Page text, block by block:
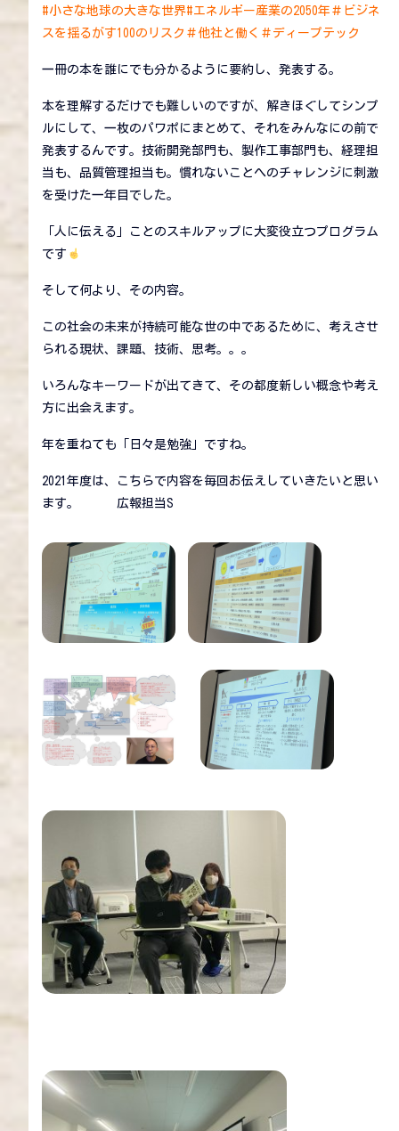
#小さな地球の大きな世界#エネルギー産業の2050年＃ビジネ
スを揺るがす100のリスク＃他社と働く＃ディープテック
一冊の本を誰にでも分かるように要約し、発表する。
本を理解するだけでも難しいのですが、解きほぐしてシンプ
ルにして、一枚のパワポにまとめて、それをみんなにの前で
発表するんです。技術開発部門も、製作工事部門も、経理担
当も、品質管理担当も。慣れないことへのチャレンジに刺激
を受けた一年目でした。
「人に伝える」ことのスキルアップに大変役立つプログラム
です
そして何より、その内容。
この社会の未来が持続可能な世の中であるために、考えさせ
られる現状、課題、技術、思考。。。
いろんなキーワードが出てきて、その都度新しい概念や考え
方に出会えます。
年を重ねても「日々是勉強」ですね。
2021年度は、こちらで内容を毎回お伝えしていきたいと思い
ます。 広報担当S